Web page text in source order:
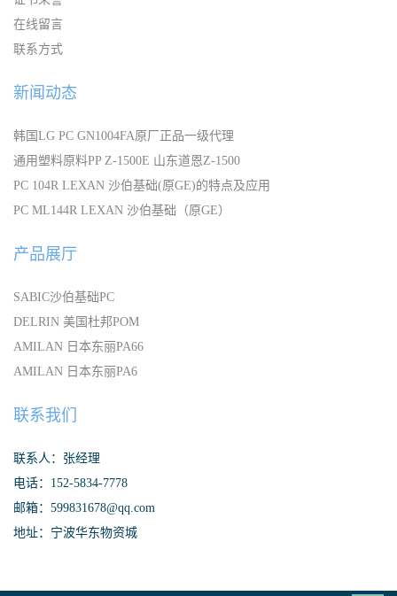
在线留言
联系方式
新闻动态
韩国LG PC GN1004FA原厂正品一级代理
通用塑料原料PP Z-1500E 山东道恩Z-1500
PC 104R LEXAN 沙伯基础(原GE)的特点及应用
PC ML144R LEXAN 沙伯基础（原GE）
产品展厅
SABIC沙伯基础PC
DELRIN 美国杜邦POM
AMILAN 日本东丽PA66
AMILAN 日本东丽PA6
联系我们
联系人：张经理
电话：152-5834-7778
邮箱：599831678@qq.com
地址：宁波华东物资城